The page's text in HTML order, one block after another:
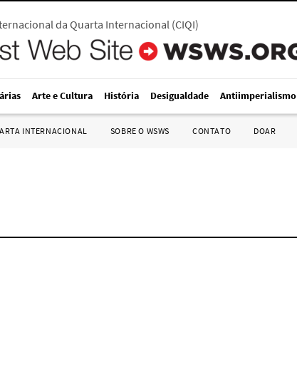
da Quarta Internacional(CIQI)
Arte e Cultura História Desigualdade Antiimperialismo
INTERNACIONAL SOBRE O WSWS CONTATO DOAR